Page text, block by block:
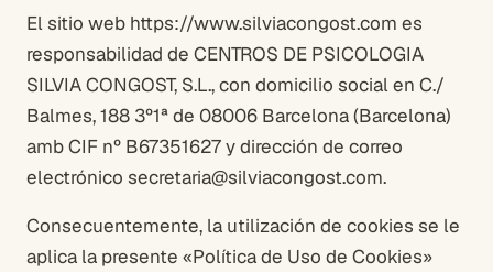
El sitio web https://www.silviacongost.com es
responsabilidad de CENTROS DE PSICOLOGIA
SILVIA CONGOST, S.L., con domicilio social en C./
Balmes, 188 3º1ª de 08006 Barcelona (Barcelona)
amb CIF nº B67351627 y dirección de correo
electrónico secretaria@silviacongost.com.
Consecuentemente, la utilización de cookies se le
aplica la presente «Política de Uso de Cookies»